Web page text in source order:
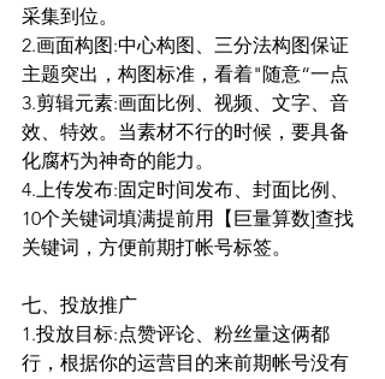
采集到位。
2.画面构图:中心构图、三分法构图保证
主题突出，构图标准，看着"随意“一点
3.剪辑元素:画面比例、视频、文字、音
效、特效。当素材不行的时候，要具备
化腐朽为神奇的能力。
4.上传发布:固定时间发布、封面比例、
10个关键词填满提前用【巨量算数]查找
关键词，方便前期打帐号标签。
七、投放推广
1.投放目标:点赞评论、粉丝量这俩都
行，根据你的运营目的来前期帐号没有